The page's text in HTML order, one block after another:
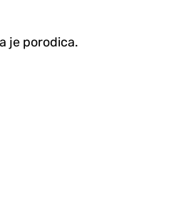
je porodica.